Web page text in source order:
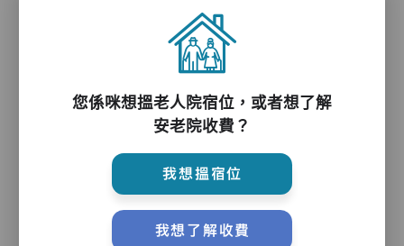
電動床,氣墊床,電梯,防滑扶手,助行器/拐杖,輪椅
主管,助理員,護理員,保健員,護士,到診醫生,外展
牙科
您係咪想搵老人院宿位，或者想了解
安老院收費？
我想搵宿位
我想了解收費